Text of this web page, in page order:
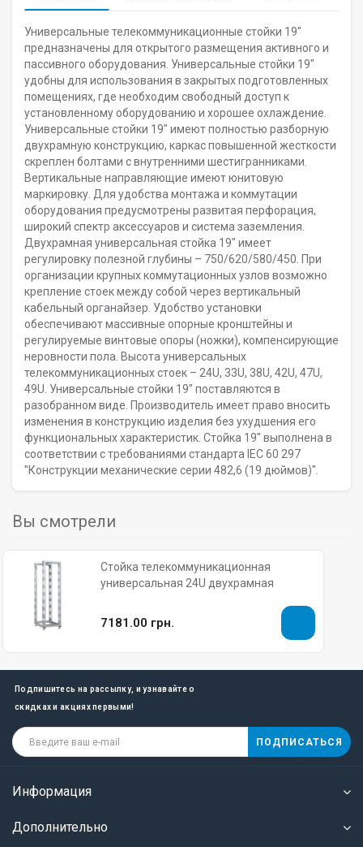
Универсальные телекоммуникационные стойки 19"
предназначены для открытого размещения активного и
пассивного оборудования. Универсальные стойки 19"
удобны для использования в закрытых подготовленных
помещениях, где необходим свободный доступ к
установленному оборудованию и хорошее охлаждение.
Универсальные стойки 19" имеют полностью разборную
двухрамную конструкцию, каркас повышенной жесткости
скреплен болтами с внутренними шестигранниками.
Вертикальные направляющие имеют юнитовую
маркировку. Для удобства монтажа и коммутации
оборудования предусмотрены развитая перфорация,
широкий спектр аксессуаров и система заземления.
Двухрамная универсальная стойка 19" имеет
регулировку полезной глубины – 750/620/580/450. При
организации крупных коммутационных узлов возможно
крепление стоек между собой через вертикальный
кабельный органайзер. Удобство установки
обеспечивают массивные опорные кронштейны и
регулируемые винтовые опоры (ножки), компенсирующие
неровности пола. Высота универсальных
телекоммуникационных стоек – 24U, 33U, 38U, 42U, 47U,
49U. Универсальные стойки 19" поставляются в
разобранном виде. Производитель имеет право вносить
изменения в конструкцию изделия без ухудшения его
функциональных характеристик. Стойка 19" выполнена в
соответствии с требованиями стандарта IEC 60 297
"Конструкции механические серии 482,6 (19 дюймов)".
Вы смотрели
Стойка телекоммуникационная
универсальная 24U двухрамная
7181.00 грн.
Подпишитесь на рассылку, и узнавайте о
скидках и акциях первыми!
ПОДПИСАТЬСЯ
Информация
Дополнительно